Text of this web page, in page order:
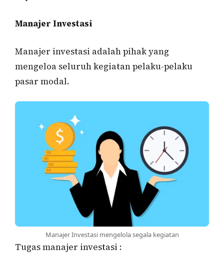
Manajer Investasi
Manajer investasi adalah pihak yang
mengeloa seluruh kegiatan pelaku-pelaku
pasar modal.
Manajer Investasi mengelola segala kegiatan
Tugas manajer investasi :